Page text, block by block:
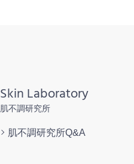
Skin Laboratory
肌不調研究所
肌不調研究所Q&A